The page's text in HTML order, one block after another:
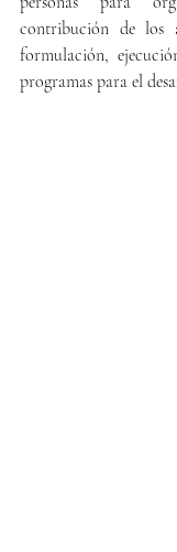
contribución de los
formulación,
programas para el